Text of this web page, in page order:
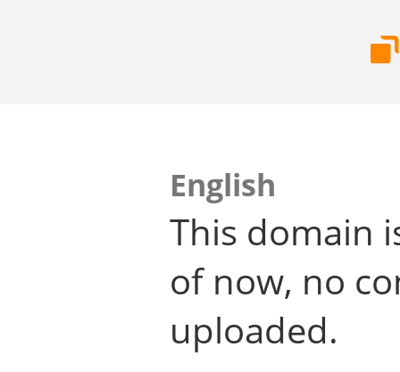
English
This domain
of now, no
uploaded.